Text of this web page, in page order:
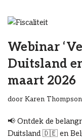
Webinar
Duitsland
maart 2026
door Karen Thompson
📢 Ontdek de
Duitsland 🇩🇪 en